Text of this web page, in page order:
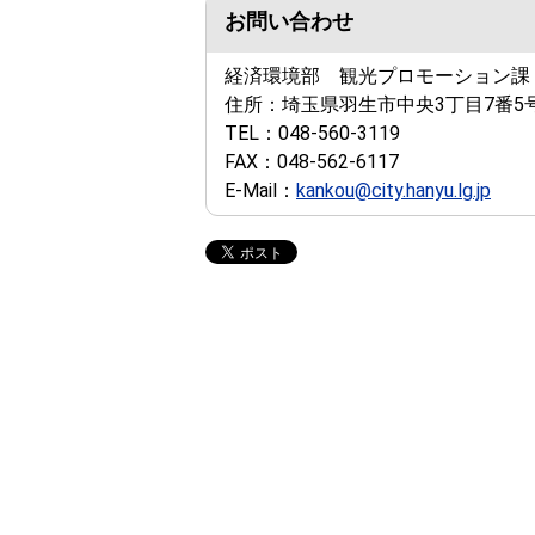
お問い合わせ
経済環境部 観光プロモーション課
住所： 埼玉県羽生市中央3丁目7番5
TEL： 048-560-3119
FAX： 048-562-6117
E-Mail： kankou@city.hanyu.lg.jp